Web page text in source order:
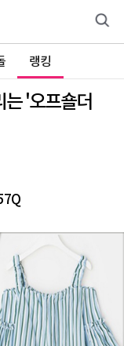
랭킹
는 '오프숄더